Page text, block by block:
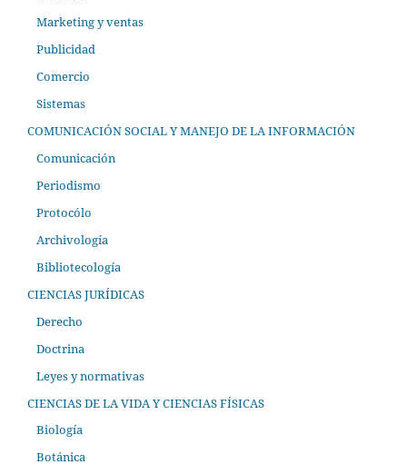
Marketing y ventas
Publicidad
Comercio
Sistemas
COMUNICACIÓN SOCIAL Y MANEJO DE LA INFORMACIÓN
Comunicación
Periodismo
Protocólo
Archivología
Bibliotecología
CIENCIAS JURÍDICAS
Derecho
Doctrina
Leyes y normativas
CIENCIAS DE LA VIDA Y CIENCIAS FÍSICAS
Biología
Botánica